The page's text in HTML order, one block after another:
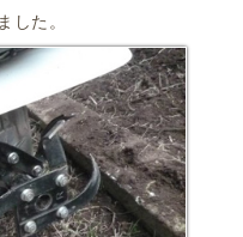
した。